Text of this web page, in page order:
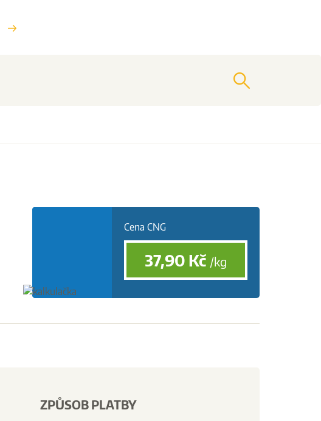
vyhledat
Cena CNG
37,90 Kč /kg
ZPŮSOB PLATBY